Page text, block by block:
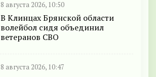
8 августа 2026, 10:50
В Клинцах Брянской области
волейбол сидя объединил
ветеранов СВО
8 августа 2026, 10:47